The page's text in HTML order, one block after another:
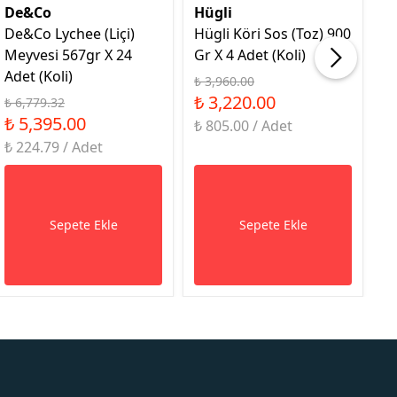
De&Co
De&Co Lychee (Liçi)
Meyvesi 567gr X 24
Adet (Koli)
₺ 6,779.32
₺ 5,395.00
₺ 224.79 / Adet
Sepete Ekle
Hügli
Hügli Köri Sos (Toz) 900
Gr X 4 Adet (Koli)
₺ 3,960.00
₺ 3,220.00
₺ 805.00 / Adet
Sepete Ekle